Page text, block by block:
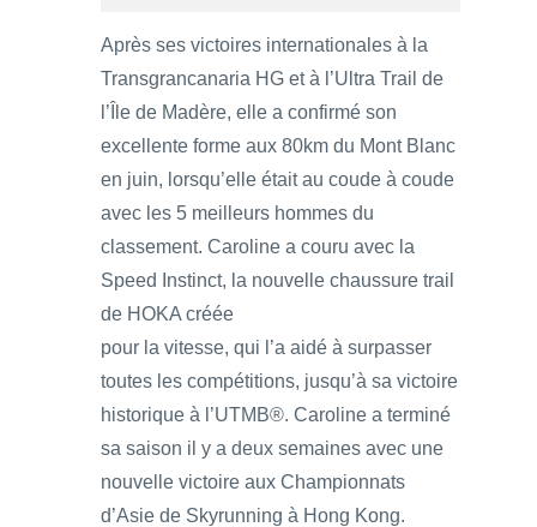
Après ses victoires internationales à la
Transgrancanaria HG et à l’Ultra Trail de
l’Île de Madère, elle a confirmé son
excellente forme aux 80km du Mont Blanc
en juin, lorsqu’elle était au coude à coude
avec les 5 meilleurs hommes du
classement. Caroline a couru avec la
Speed Instinct, la nouvelle chaussure trail
de HOKA créée
pour la vitesse, qui l’a aidé à surpasser
toutes les compétitions, jusqu’à sa victoire
historique à l’UTMB®. Caroline a terminé
sa saison il y a deux semaines avec une
nouvelle victoire aux Championnats
d’Asie de Skyrunning à Hong Kong.